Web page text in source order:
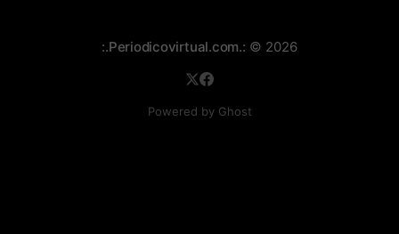
:.Periodicovirtual.com.: © 2026
Powered by Ghost